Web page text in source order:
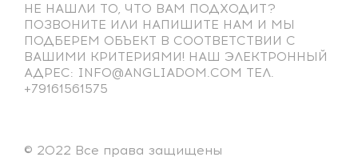
НЕ НАШЛИ ТО, ЧТО ВАМ ПОДХОДИТ?
ПОЗВОНИТЕ ИЛИ НАПИШИТЕ НАМ И МЫ
ПОДБЕРЕМ ОБЪЕКТ В СООТВЕТСТВИИ С
ВАШИМИ КРИТЕРИЯМИ! НАШ ЭЛЕКТРОННЫЙ
АДРЕС: INFO@ANGLIADOM.COM ТЕЛ.
+79161561575
© 2022 Все права защищены